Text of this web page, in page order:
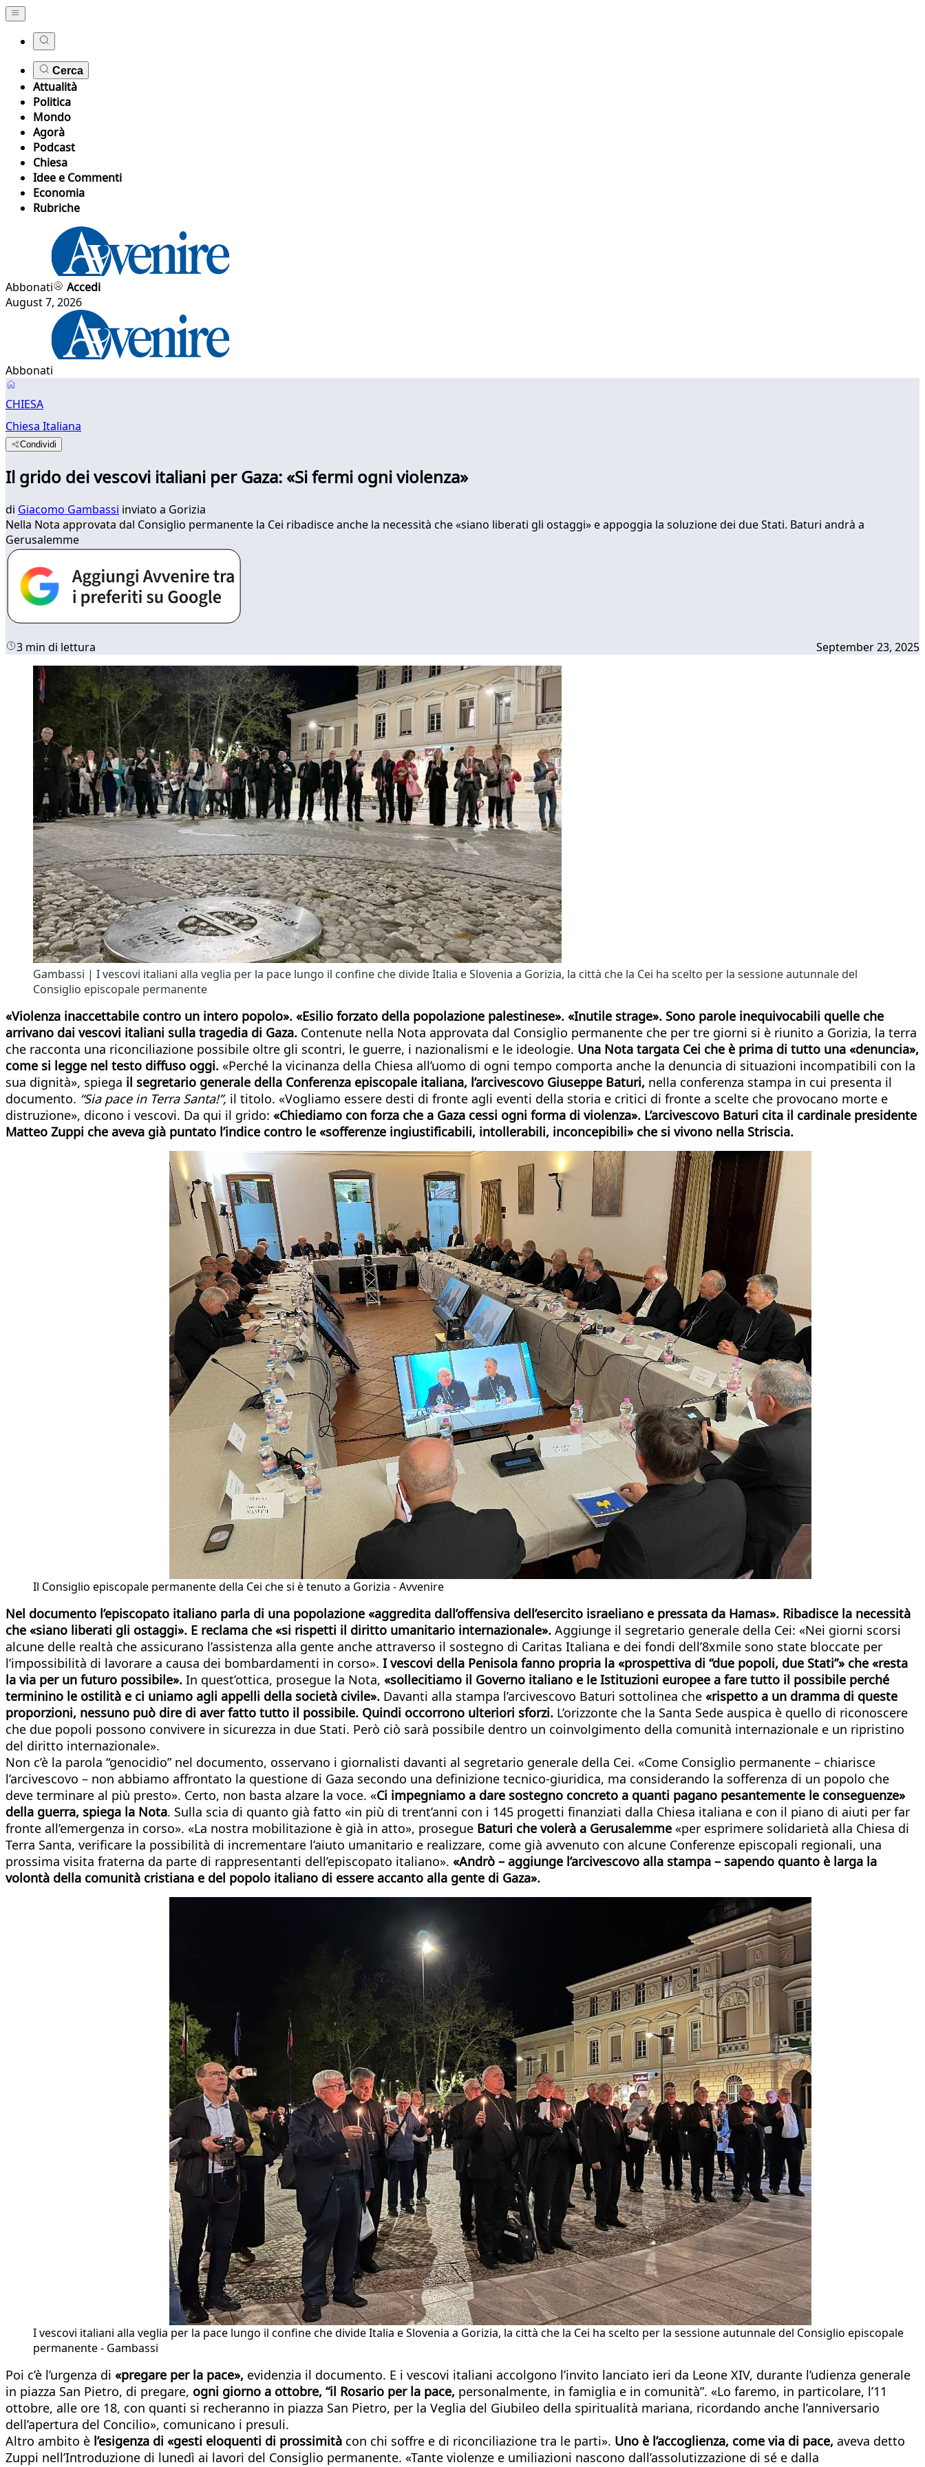
Cerca
Attualità
Politica
Mondo
Agorà
Podcast
Chiesa
Idee e Commenti
Economia
Rubriche
Abbonati
Accedi
August 7, 2026
Abbonati
CHIESA
Chiesa Italiana
Condividi
Il grido dei vescovi italiani per Gaza: «Si fermi ogni violenza»
di Giacomo Gambassi inviato a Gorizia
Nella Nota approvata dal Consiglio permanente la Cei ribadisce anche la necessità che «siano liberati gli ostaggi» e appoggia la soluzione dei due Stati. Baturi andrà a
Gerusalemme
3 min di lettura September 23, 2025
Gambassi | I vescovi italiani alla veglia per la pace lungo il confine che divide Italia e Slovenia a Gorizia, la città che la Cei ha scelto per la sessione autunnale del
Consiglio episcopale permanente
«Violenza inaccettabile contro un intero popolo». «Esilio forzato della popolazione palestinese». «Inutile strage». Sono parole inequivocabili quelle che
arrivano dai vescovi italiani sulla tragedia di Gaza. Contenute nella Nota approvata dal Consiglio permanente che per tre giorni si è riunito a Gorizia, la terra
che racconta una riconciliazione possibile oltre gli scontri, le guerre, i nazionalismi e le ideologie. Una Nota targata Cei che è prima di tutto una «denuncia»,
come si legge nel testo diffuso oggi. «Perché la vicinanza della Chiesa all’uomo di ogni tempo comporta anche la denuncia di situazioni incompatibili con la
sua dignità», spiega il segretario generale della Conferenza episcopale italiana, l’arcivescovo Giuseppe Baturi, nella conferenza stampa in cui presenta il
documento. “Sia pace in Terra Santa!”, il titolo. «Vogliamo essere desti di fronte agli eventi della storia e critici di fronte a scelte che provocano morte e
distruzione», dicono i vescovi. Da qui il grido: «Chiediamo con forza che a Gaza cessi ogni forma di violenza». L’arcivescovo Baturi cita il cardinale presidente
Matteo Zuppi che aveva già puntato l’indice contro le «sofferenze ingiustificabili, intollerabili, inconcepibili» che si vivono nella Striscia.
Il Consiglio episcopale permanente della Cei che si è tenuto a Gorizia - Avvenire
Nel documento l’episcopato italiano parla di una popolazione «aggredita dall’offensiva dell’esercito israeliano e pressata da Hamas». Ribadisce la necessità
che «siano liberati gli ostaggi». E reclama che «si rispetti il diritto umanitario internazionale». Aggiunge il segretario generale della Cei: «Nei giorni scorsi
alcune delle realtà che assicurano l’assistenza alla gente anche attraverso il sostegno di Caritas Italiana e dei fondi dell’8xmile sono state bloccate per
l’impossibilità di lavorare a causa dei bombardamenti in corso». I vescovi della Penisola fanno propria la «prospettiva di “due popoli, due Stati”» che «resta
la via per un futuro possibile». In quest’ottica, prosegue la Nota, «sollecitiamo il Governo italiano e le Istituzioni europee a fare tutto il possibile perché
terminino le ostilità e ci uniamo agli appelli della società civile». Davanti alla stampa l’arcivescovo Baturi sottolinea che «rispetto a un dramma di queste
proporzioni, nessuno può dire di aver fatto tutto il possibile. Quindi occorrono ulteriori sforzi. L’orizzonte che la Santa Sede auspica è quello di riconoscere
che due popoli possono convivere in sicurezza in due Stati. Però ciò sarà possibile dentro un coinvolgimento della comunità internazionale e un ripristino
del diritto internazionale».
Non c’è la parola “genocidio” nel documento, osservano i giornalisti davanti al segretario generale della Cei. «Come Consiglio permanente – chiarisce
l’arcivescovo – non abbiamo affrontato la questione di Gaza secondo una definizione tecnico-giuridica, ma considerando la sofferenza di un popolo che
deve terminare al più presto». Certo, non basta alzare la voce. «Ci impegniamo a dare sostegno concreto a quanti pagano pesantemente le conseguenze»
della guerra, spiega la Nota. Sulla scia di quanto già fatto «in più di trent’anni con i 145 progetti finanziati dalla Chiesa italiana e con il piano di aiuti per far
fronte all’emergenza in corso». «La nostra mobilitazione è già in atto», prosegue Baturi che volerà a Gerusalemme «per esprimere solidarietà alla Chiesa di
Terra Santa, verificare la possibilità di incrementare l’aiuto umanitario e realizzare, come già avvenuto con alcune Conferenze episcopali regionali, una
prossima visita fraterna da parte di rappresentanti dell’episcopato italiano». «Andrò – aggiunge l’arcivescovo alla stampa – sapendo quanto è larga la
volontà della comunità cristiana e del popolo italiano di essere accanto alla gente di Gaza».
I vescovi italiani alla veglia per la pace lungo il confine che divide Italia e Slovenia a Gorizia, la città che la Cei ha scelto per la sessione autunnale del Consiglio episcopale
permanente - Gambassi
Poi c’è l’urgenza di «pregare per la pace», evidenzia il documento. E i vescovi italiani accolgono l’invito lanciato ieri da Leone XIV, durante l’udienza generale
in piazza San Pietro, di pregare, ogni giorno a ottobre, “il Rosario per la pace, personalmente, in famiglia e in comunità”. «Lo faremo, in particolare, l’11
ottobre, alle ore 18, con quanti si recheranno in piazza San Pietro, per la Veglia del Giubileo della spiritualità mariana, ricordando anche l’anniversario
dell’apertura del Concilio», comunicano i presuli.
Altro ambito è l’esigenza di «gesti eloquenti di prossimità con chi soffre e di riconciliazione tra le parti». Uno è l’accoglienza, come via di pace, aveva detto
Zuppi nell’Introduzione di lunedì ai lavori del Consiglio permanente. «Tante violenze e umiliazioni nascono dall’assolutizzazione di sé e dalla